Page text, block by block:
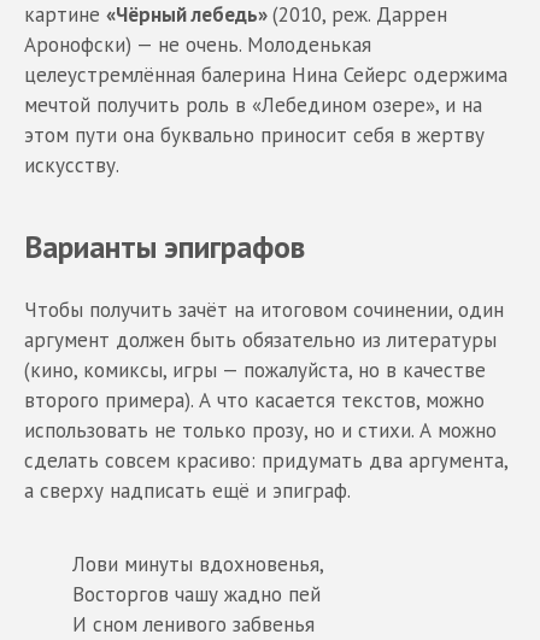
картине «Чёрный лебедь»(2010, реж. Даррен
Аронофски) — не очень. Молоденькая
целеустремлённая балерина Нина Сейерс одержима
мечтой получить роль в «Лебедином озере», и на
этом пути она буквально приносит себя в жертву
искусству.
Варианты эпиграфов
Чтобы получить зачёт на итоговом сочинении, один
аргумент должен быть обязательно из литературы
(кино, комиксы, игры — пожалуйста, но в качестве
второго примера). А что касается текстов, можно
использовать не только прозу, но и стихи. А можно
сделать совсем красиво: придумать два аргумента,
а сверху надписать ещё и эпиграф.
Лови минуты вдохновенья,
Восторгов чашу жадно пей
И сном ленивого забвенья